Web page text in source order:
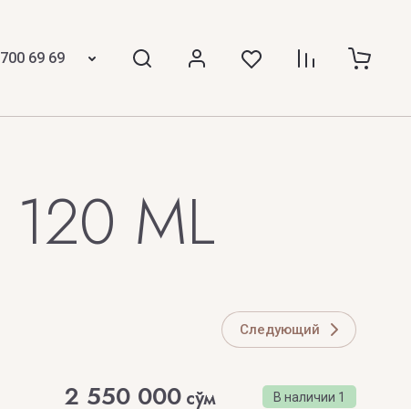
69 69
120 ML
Следующий
В наличии 1
2 550 000 сўм
The Merchant Of Venice
The Woods Collection
Thomas Kosmala
Tiziana Terenzi
TOP PERFUMER